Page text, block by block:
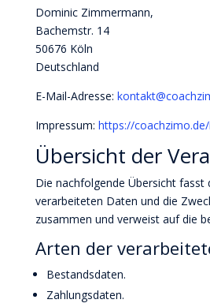
Dominic Zimmermann,
Bachemstr. 14
50676 Köln
Deutschland
E-Mail-Adresse:
Impressum: https://
Übersicht der
Die nachfolgende Übersicht fasst
verarbeiteten Daten und die
zusammen und verweist auf die
Arten der
Bestandsdaten.
Zahlungsdaten.